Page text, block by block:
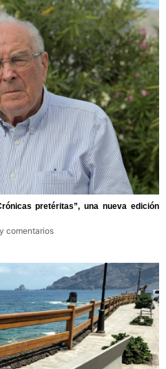
pretéritas”, una nueva edición
comentarios